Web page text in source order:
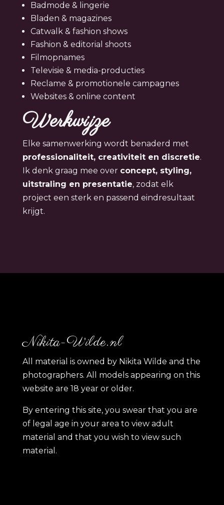
Badmode & lingerie
Bladen & magazines
Catwalk & fashion shows
Fashion & editorial shoots
Filmopnames
Televisie & media-producties
Reclame & promotionele campagnes
Websites & online content
Werkwijze
Elke samenwerking wordt benaderd met
professionaliteit, creativiteit en discretie.
Ik denk graag mee over concept, styling,
uitstraling en presentatie, zodat elk
project een sterk en passend eindresultaat
krijgt.
Nikita-Wilde.nl
All material is owned by Nikita Wilde and the
photographers. All models appearing on this
website are 18 year or older.
By entering this site, you swear that you are
of legal age in your area to view adult
material and that you wish to view such
material.